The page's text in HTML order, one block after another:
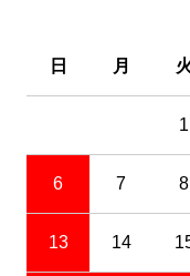
日 月
1
6 7 8
13 14